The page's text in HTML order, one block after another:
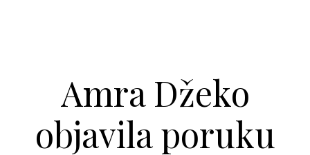
Amra Džeko
objavila poruku